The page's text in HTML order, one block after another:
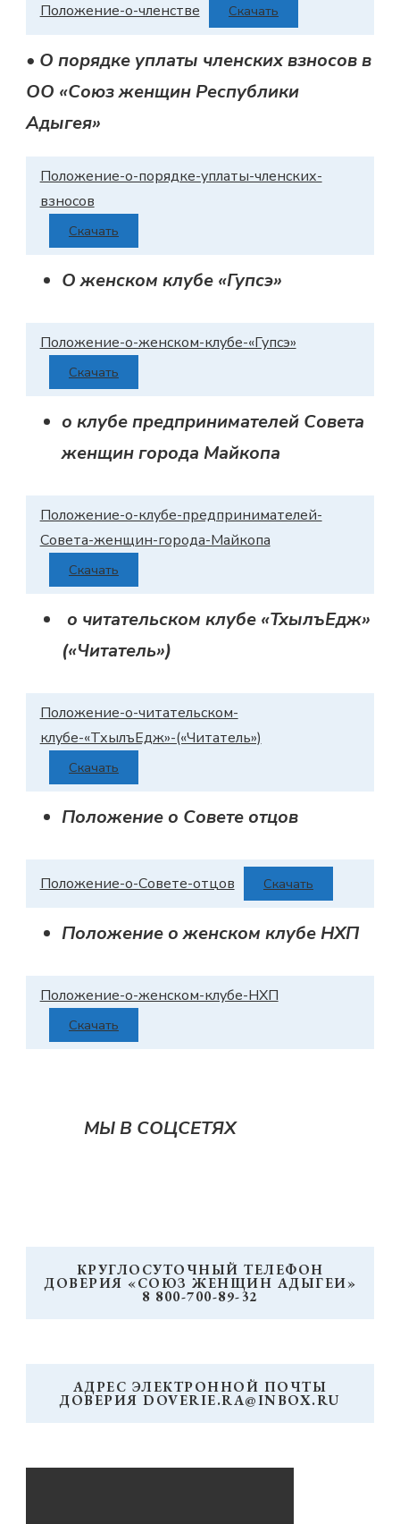
Положение-о-членстве Скачать
• О порядке уплаты членских взносов в
ОО «Союз женщин Республики
Адыгея»
Положение-о-порядке-уплаты-членских-
взносов
Скачать
О женском клубе «Гупсэ»
Положение-о-женском-клубе-«Гупсэ»
Скачать
о клубе предпринимателей Совета
женщин города Майкопа
Положение-о-клубе-предпринимателей-
Совета-женщин-города-Майкопа
Скачать
о читательском клубе «ТхылъЕдж»
(«Читатель»)
Положение-о-читательском-
клубе-«ТхылъЕдж»-(«Читатель»)
Скачать
Положение о Совете отцов
Положение-о-Совете-отцов Скачать
Положение о женском клубе НХП
Положение-о-женском-клубе-НХП
Скачать
МЫ В СОЦСЕТЯХ
КРУГЛОСУТОЧНЫЙ ТЕЛЕФОН
ДОВЕРИЯ «СОЮЗ ЖЕНЩИН АДЫГЕИ»
8 800-700-89-32
АДРЕС ЭЛЕКТРОННОЙ ПОЧТЫ
ДОВЕРИЯ DOVERIE.RA@INBOX.RU